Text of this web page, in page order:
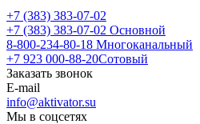
+7 (383) 383-07-02
+7 (383) 383-07-02 Основной
8-800-234-80-18 Многоканальный
+7 923 000-88-20Сотовый
Заказать звонок
E-mail
info@aktivator.su
Мы в соцсетях